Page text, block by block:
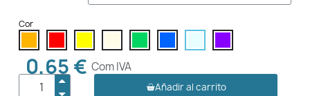
Cor
0,65 € Com IVA
Añadir al carrito